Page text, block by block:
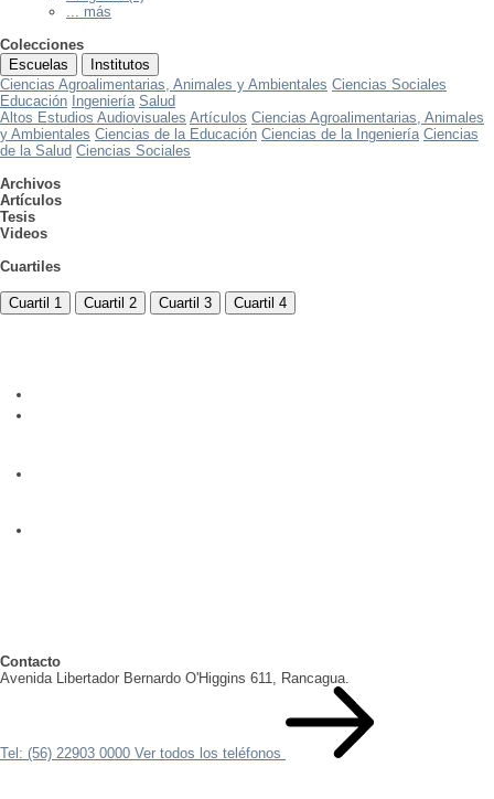
... más
Colecciones
Escuelas
Institutos
Ciencias Agroalimentarias, Animales y Ambientales Ciencias Sociales
Educación Ingeniería Salud
Altos Estudios Audiovisuales Artículos Ciencias Agroalimentarias, Animales
y Ambientales Ciencias de la Educación Ciencias de la Ingeniería Ciencias
de la Salud Ciencias Sociales
Archivos
Artículos
Tesis
Videos
Cuartiles
Cuartil 1 Cuartil 2 Cuartil 3 Cuartil 4
Contacto
Avenida Libertador Bernardo O'Higgins 611, Rancagua.
Tel: (56) 22903 0000 Ver todos los teléfonos